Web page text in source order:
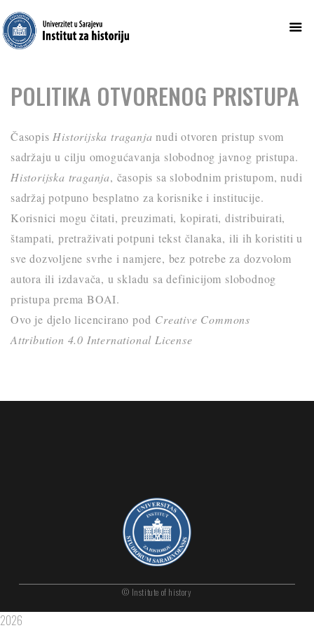
content
POLITIKA OTVORENOG PRISTUPA
ČasopisHistorijska traganja nudi otvoren pristup svom
sadržaju u cilju omogućavanja slobodnog javnog pristupa.
Historijska traganja, časopis sa slobodnim pristupom, nudi
sadržaj potpuno besplatno za korisnike i institucije.
Korisnici mogu čitati, preuzimati, kopirati, distribuirati,
štampati, pretraživati potpuni tekst članaka, ili ih koristiti u
sve dozvoljene svrhe i namjere, bez potrebe za dozvolom
autora ili izdavača, u skladu sa definicijom slobodnog
pristupa prema BOAI.
Ovo je djelo licencirano pod Creative Commons
Attribution 4.0 International License
© Institute of history
2026